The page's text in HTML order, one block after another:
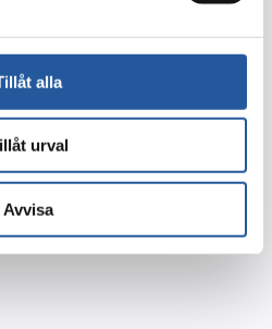
alla
urval
Avvisa
färg, form och känsla i bilden
inte är säsong eller inte
gör vi för att din
och vacker som möjligt.